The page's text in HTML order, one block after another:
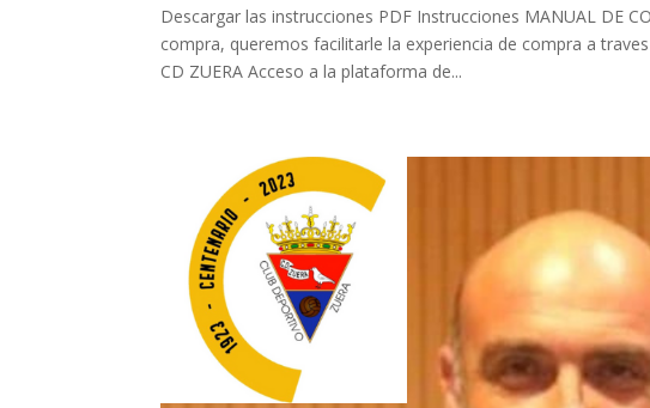
Descargar las instrucciones PDF Instrucciones MANUAL DE
compra, queremos facilitarle la experiencia de compra a
CD ZUERA Acceso a la plataforma de...